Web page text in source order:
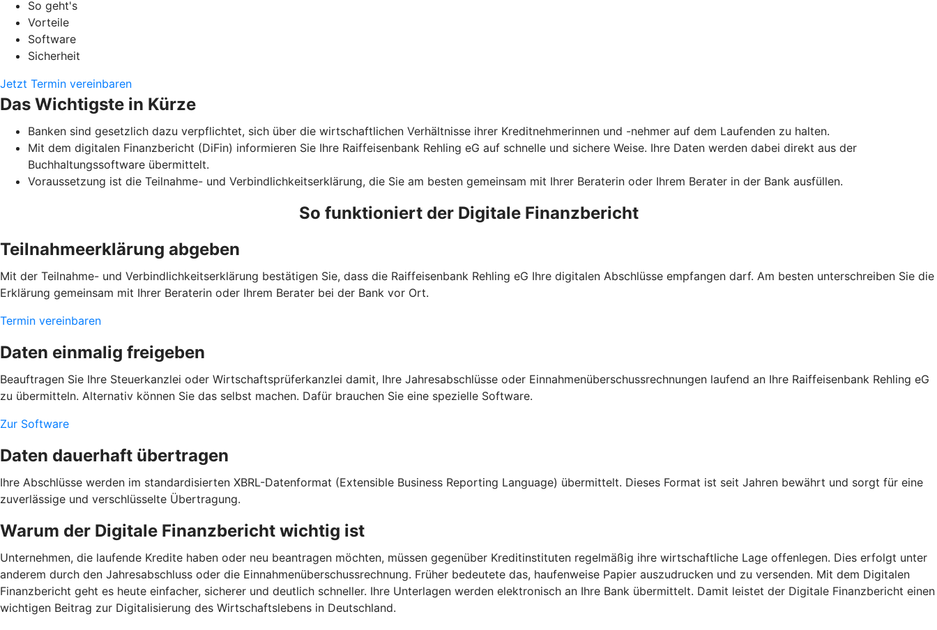
So geht's
Vorteile
Software
Sicherheit
Jetzt Termin vereinbaren
Das Wichtigste in Kürze
Banken sind gesetzlich dazu verpflichtet, sich über die wirtschaftlichen Verhältnisse ihrer Kreditnehmerinnen und -nehmer auf dem Laufenden zu halten.
Mit dem digitalen Finanzbericht (DiFin) informieren Sie Ihre Raiffeisenbank Rehling eG auf schnelle und sichere Weise. Ihre Daten werden dabei direkt aus der
Buchhaltungssoftware übermittelt.
Voraussetzung ist die Teilnahme- und Verbindlichkeitserklärung, die Sie am besten gemeinsam mit Ihrer Beraterin oder Ihrem Berater in der Bank ausfüllen.
So funktioniert der Digitale Finanzbericht
Teilnahmeerklärung abgeben
Mit der Teilnahme- und Verbindlichkeitserklärung bestätigen Sie, dass die Raiffeisenbank Rehling eG Ihre digitalen Abschlüsse empfangen darf. Am besten unterschreiben Sie die
Erklärung gemeinsam mit Ihrer Beraterin oder Ihrem Berater bei der Bank vor Ort.
Termin vereinbaren
Daten einmalig freigeben
Beauftragen Sie Ihre Steuerkanzlei oder Wirtschaftsprüferkanzlei damit, Ihre Jahresabschlüsse oder Einnahmenüberschussrechnungen laufend an Ihre Raiffeisenbank Rehling eG
zu übermitteln. Alternativ können Sie das selbst machen. Dafür brauchen Sie eine spezielle Software.
Zur Software
Daten dauerhaft übertragen
Ihre Abschlüsse werden im standardisierten XBRL-Datenformat (Extensible Business Reporting Language) übermittelt. Dieses Format ist seit Jahren bewährt und sorgt für eine
zuverlässige und verschlüsselte Übertragung.
Warum der Digitale Finanzbericht wichtig ist
Unternehmen, die laufende Kredite haben oder neu beantragen möchten, müssen gegenüber Kreditinstituten regelmäßig ihre wirtschaftliche Lage offenlegen. Dies erfolgt unter
anderem durch den Jahresabschluss oder die Einnahmenüberschussrechnung. Früher bedeutete das, haufenweise Papier auszudrucken und zu versenden. Mit dem Digitalen
Finanzbericht geht es heute einfacher, sicherer und deutlich schneller. Ihre Unterlagen werden elektronisch an Ihre Bank übermittelt. Damit leistet der Digitale Finanzbericht einen
wichtigen Beitrag zur Digitalisierung des Wirtschaftslebens in Deutschland.